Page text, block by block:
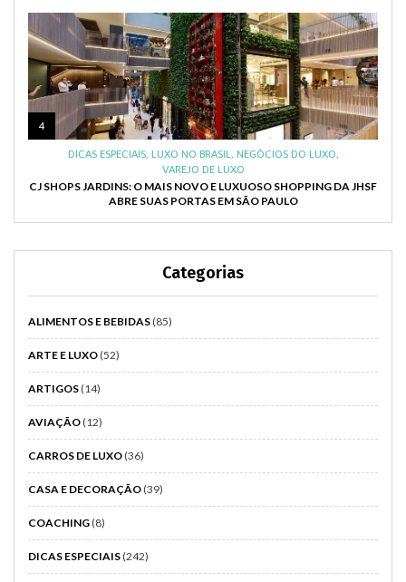
4
DICAS ESPECIAIS, LUXO NO BRASIL, NEGÓCIOS DO LUXO,
VAREJO DE LUXO
CJ SHOPS JARDINS: O MAIS NOVO E LUXUOSO SHOPPING DA JHSF
ABRE SUAS PORTAS EM SÃO PAULO
Categorias
ALIMENTOS E BEBIDAS(85)
ARTE E LUXO(52)
ARTIGOS(14)
AVIAÇÃO(12)
CARROS DE LUXO(36)
CASA E DECORAÇÃO(39)
COACHING(8)
DICAS ESPECIAIS(242)